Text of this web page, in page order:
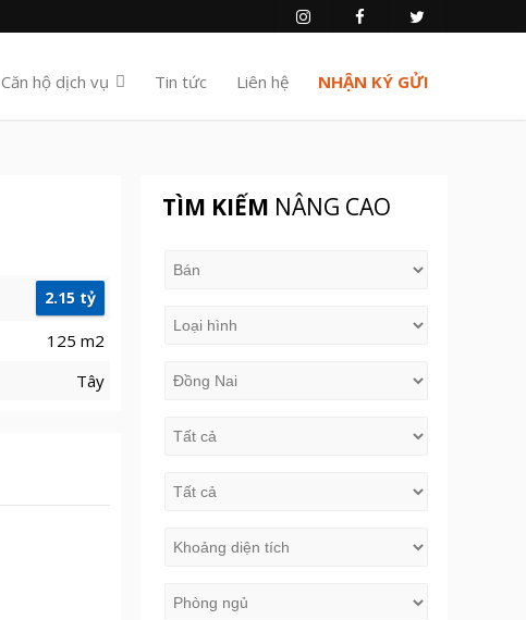
Căn hộ dịch vụ Tin tức Liên hệ NHẬN KÝ GỬI
2.15 tỷ
125 m2
Tây
TÌM KIẾM NÂNG CAO